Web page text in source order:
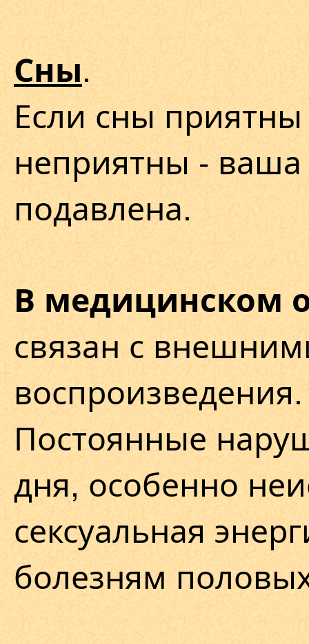
Сны.
Если сны
неприятны - ваша
подавлена.
В медицинском
связан с
воспроизведения.
Постоянные
дня, особенно
сексуальная
болезням